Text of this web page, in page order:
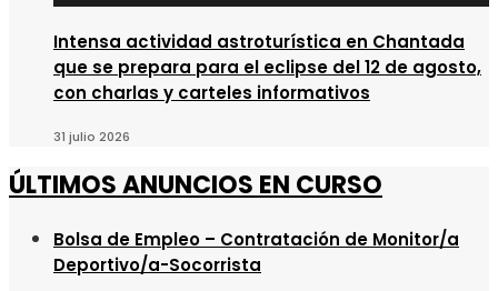
Intensa actividad astroturística en Chantada
que se prepara para el eclipse del 12 de agosto,
con charlas y carteles informativos
31 julio 2026
ÚLTIMOS ANUNCIOS EN CURSO
Bolsa de Empleo – Contratación de Monitor/a
Deportivo/a-Socorrista